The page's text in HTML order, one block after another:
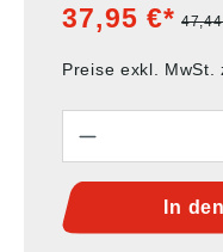
37,95 €*
Preise exkl. MwSt.
In den